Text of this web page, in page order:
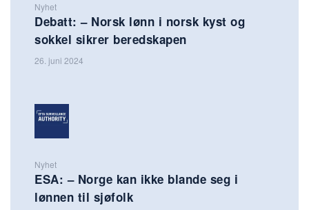
Nyhet
Debatt: – Norsk lønn i norsk kyst og
sokkel sikrer beredskapen
26. juni 2024
Nyhet
ESA: – Norge kan ikke blande seg i
lønnen til sjøfolk